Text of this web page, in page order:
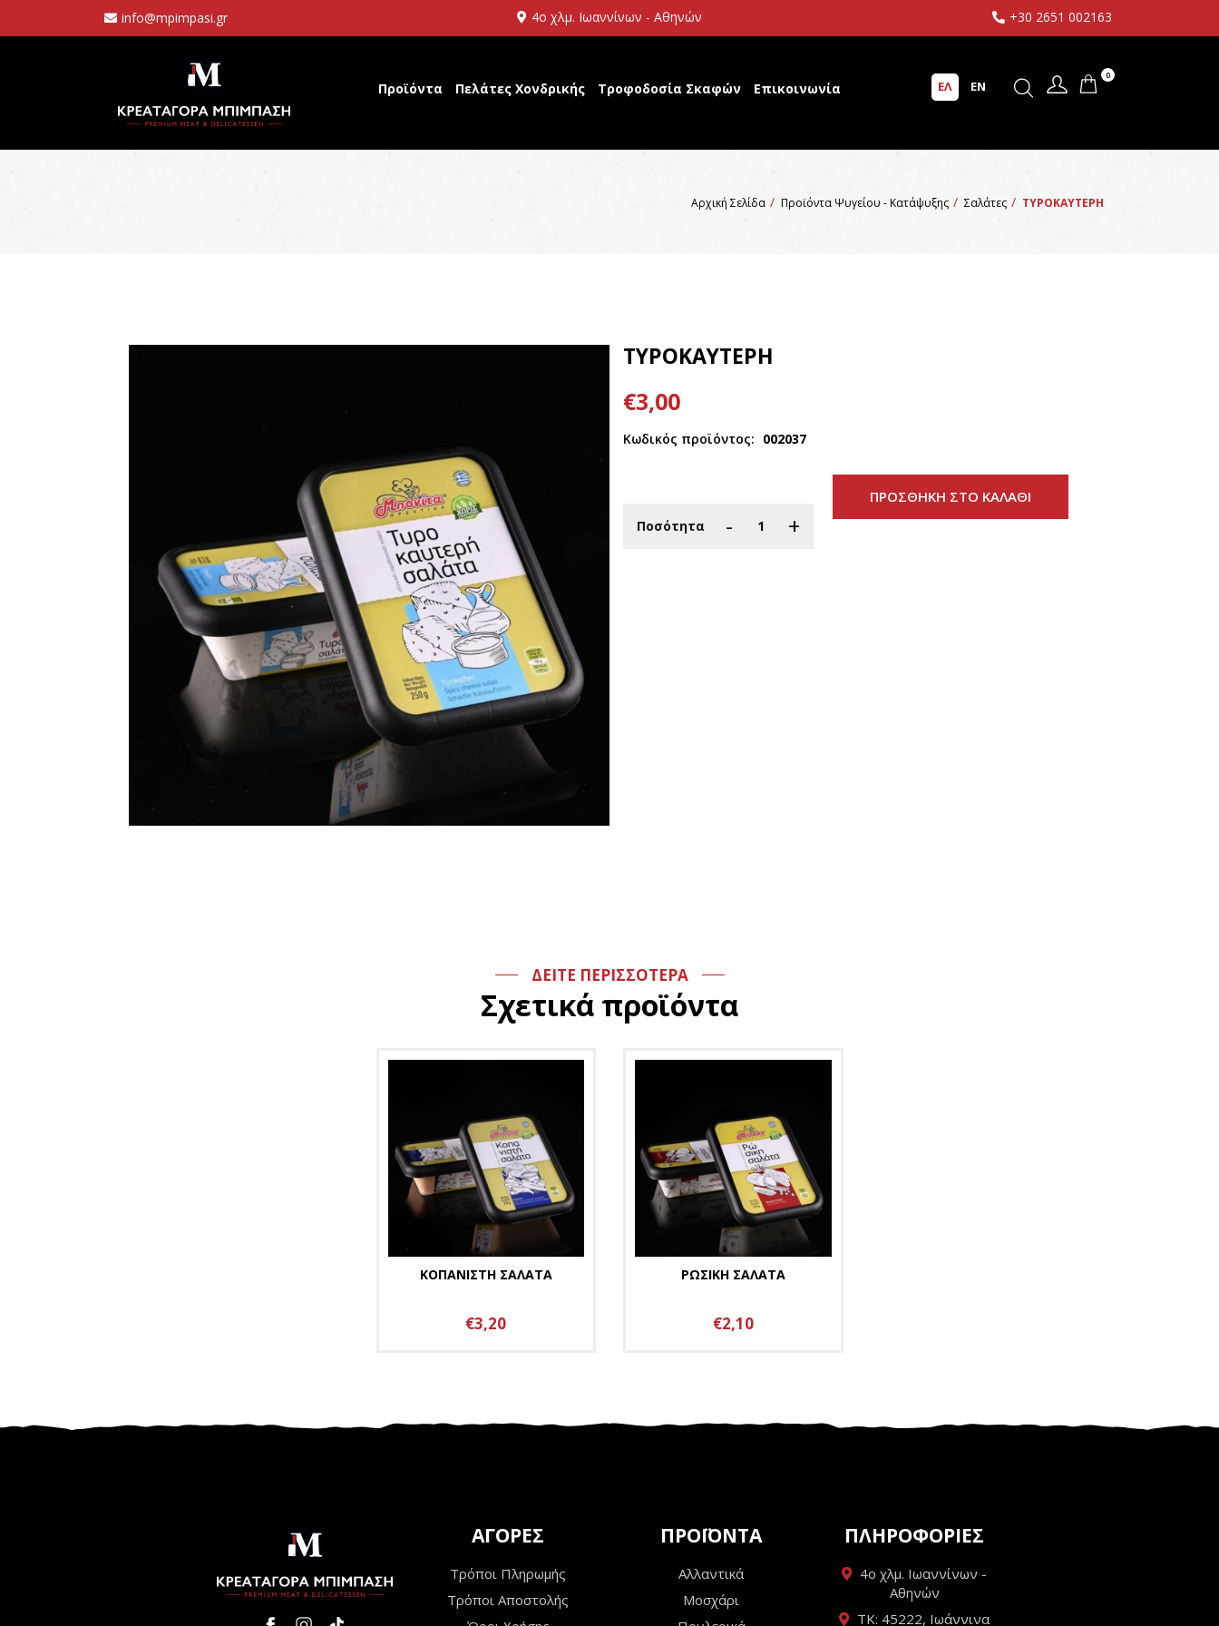
info@mpimpasi.gr 4ο χλμ. Ιωαννίνων - Αθηνών +30 2651 002163
Προϊόντα Πελάτες Χονδρικής Τροφοδοσία Σκαφών Επικοινωνία ΕΛ EN
0
Αρχική Σελίδα Προϊόντα Ψυγείου - Κατάψυξης Σαλάτες ΤΥΡΟΚΑΥΤΕΡΗ
ΤΥΡΟΚΑΥΤΕΡΗ
€3,00
Κωδικός προϊόντος: 002037
Ποσότητα - +
ΔΕΙΤΕ ΠΕΡΙΣΣΟΤΕΡΑ
Σχετικά προϊόντα
ΚΟΠΑΝΙΣΤΗ ΣΑΛΑΤΑ
€3,20
ΡΩΣΙΚΗ ΣΑΛΑΤΑ
€2,10
ΑΓΟΡΕΣ
Τρόποι Πληρωμής
Τρόποι Αποστολής
ΠΡΟΪΟΝΤΑ
Αλλαντικά
Μοσχάρι
ΠΛΗΡΟΦΟΡΙΕΣ
4ο χλμ. Ιωαννίνων -
Αθηνών
ΤΚ: 45222, Ιωάννινα